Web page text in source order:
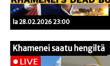
la 28.02.2026 23:00
Khamenei saatu hengiltä